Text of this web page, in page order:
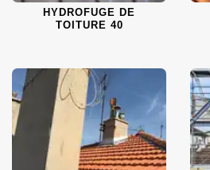
HYDROFUGE DE
TOITURE 40